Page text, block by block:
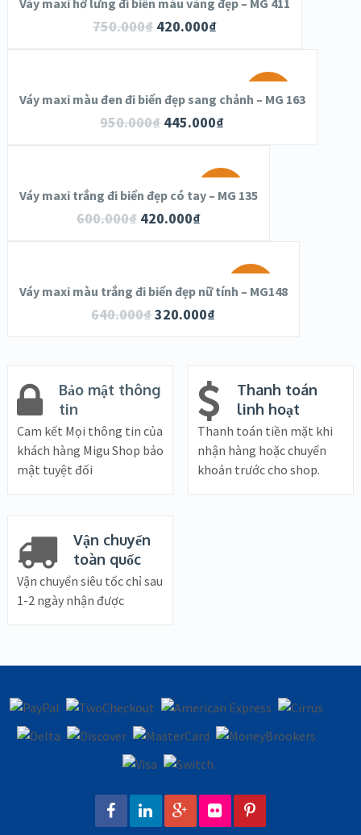
750.000₫ 420.000₫
SALE!
Váy maxi màu đen đi biển đẹp sang chảnh – MG 163
950.000₫445.000₫
SALE!
Váy maxi trắng đi biển đẹp có tay – MG 135
600.000₫ 420.000₫
SALE!
Váy maxi màu trắng đi biển đẹp nữ tính – MG148
640.000₫320.000₫
Bảo mật thông
tin
Cam kết Mọi thông tin của
khách hàng Migu Shop bảo
mật tuyệt đối
Thanh toán
linh hoạt
Thanh toán tiền mặt khi
nhận hàng hoặc chuyển
khoản trước cho shop.
Vận chuyển
toàn quốc
Vận chuyển siêu tốc chỉ sau
1-2 ngày nhận được